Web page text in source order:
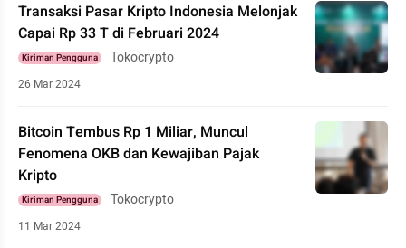
Transaksi Pasar Kripto Indonesia Melonjak
Capai Rp 33 T di Februari 2024
Kiriman Pengguna Tokocrypto
26 Mar 2024
Bitcoin Tembus Rp 1 Miliar, Muncul
Fenomena OKB dan Kewajiban Pajak
Kripto
Kiriman Pengguna Tokocrypto
11 Mar 2024